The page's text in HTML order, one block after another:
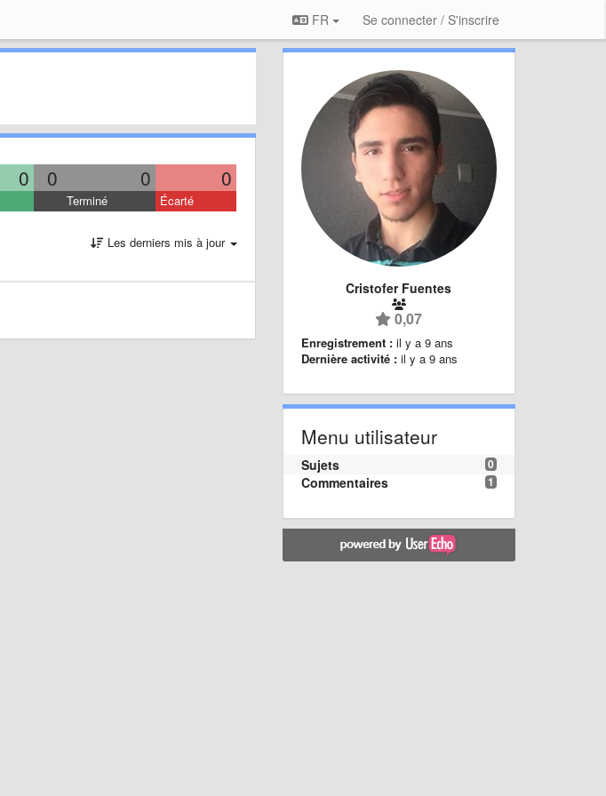
FR Se connecter / S'inscrire
0 0 0 0
Terminé Écarté
Les derniers mis à jour
Cristofer Fuentes
0,07
Enregistrement : il y a 9 ans
Dernière activité : il y a 9 ans
Menu utilisateur
0
Sujets
1
Commentaires